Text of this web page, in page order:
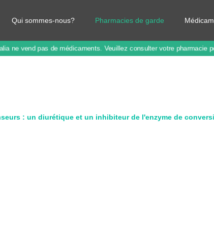
Qui sommes-nous? Pharmacies de garde
ne vend pas de médicaments.Veuillez consulter votre pharmacie
: un diurétique et un inhibiteur de l'enzyme de